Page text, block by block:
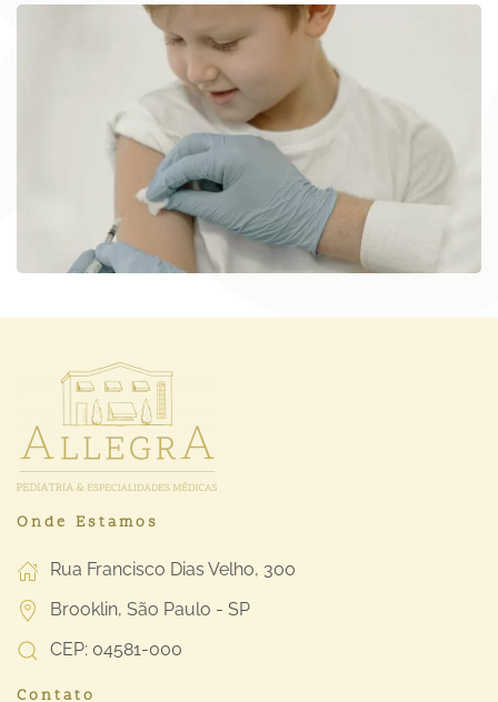
Onde Estamos
Rua Francisco Dias Velho, 300
Brooklin, São Paulo - SP
CEP: 04581-000
Contato